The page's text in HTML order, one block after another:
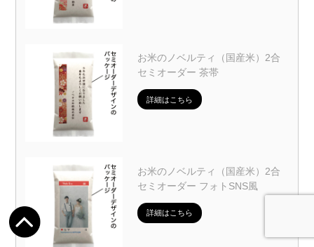
お米のノベルティ（国産米）2合
セミオーダー 茶帯
詳細はこちら
お米のノベルティ（国産米）2合
セミオーダー フォトSNS風
詳細はこちら